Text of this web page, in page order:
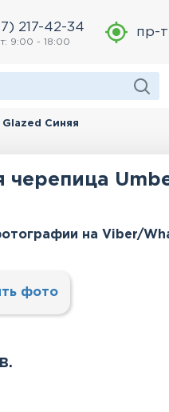
217-42-34
9:00 - 18:00
пр-
Синяя
черепица
на Viber/
фото